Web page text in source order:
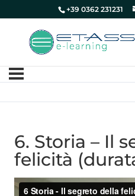
+39 0362 231231
6. Storia – Il
felicità